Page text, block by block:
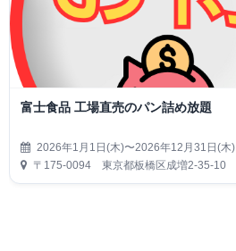
富士食品 工場直売のパン詰め放題
2026年1月1日(木)〜2026年12月31日(木)
〒175-0094 東京都板橋区成増2-35-10